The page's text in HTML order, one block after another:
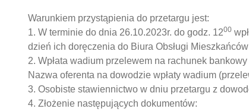
Warunkiem przystąpienia do przetargu jest:
1. W terminie do dnia 26.10.2023r. do godz. 1200
dzień ich doręczenia do Biura Obsługi
2. Wpłata wadium przelewem na rachunek
Nazwa oferenta na dowodzie wpłaty wadium
3. Osobiste stawiennictwo w dniu przetargu z
4. Złożenie następujących dokumentów: